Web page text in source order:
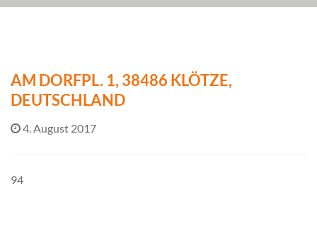
AM DORFPL. 1, 38486 KLÖTZE,
DEUTSCHLAND
4. August 2017
94